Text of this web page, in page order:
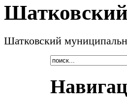
Шатковский